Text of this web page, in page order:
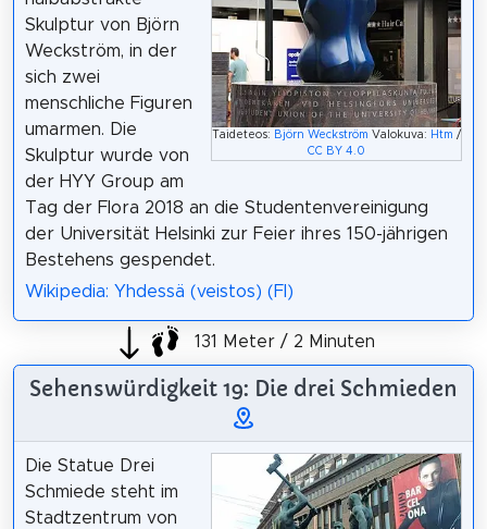
Taideteos: Björn Weckström Valokuva: Htm /
CC BY 4.0
Skulptur von Björn
Weckström, in der
sich zwei
menschliche Figuren
umarmen. Die
Skulptur wurde von
der HYY Group am
Tag der Flora 2018 an die Studentenvereinigung
der Universität Helsinki zur Feier ihres 150-jährigen
Bestehens gespendet.
Wikipedia: Yhdessä (veistos) (FI)
131 Meter / 2 Minuten
Sehenswürdigkeit 19: Die drei Schmieden
Die Statue Drei
Schmiede steht im
Stadtzentrum von